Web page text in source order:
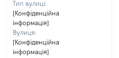
Тип вулиці:
[Конфіденційна
інформація]
Вулиця:
[Конфіденційна
інформація]